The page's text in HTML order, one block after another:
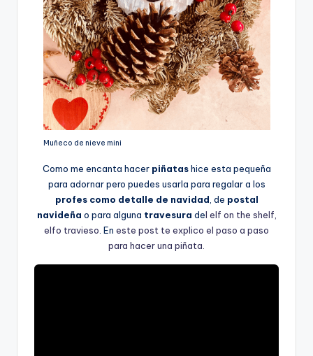
Muñeco de nieve mini
Como me encanta hacer piñatashice esta pequeña
para adornar pero puedes usarla para regalar a los
profes como detalle de navidad , de postal
navideña o para alguna travesura del elf on the shelf,
elfo travieso . En este post te explico el paso a paso
para hacer una piñata.